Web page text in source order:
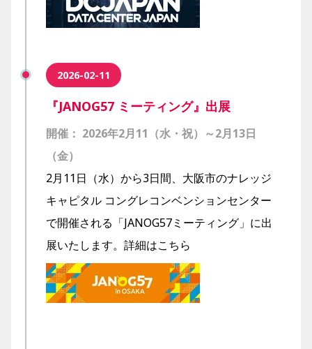
『JANOG57 ミーティング』出展
開催： 2026年2月11（水・祝）～2月13日
（金）
2月11日（水）から3日間、大阪市のナレッジ
キャピタル コングレコンベンションセンター
で開催される「JANOG57ミーティング」に出
展いたします。 詳細はこちら
2026-02-11